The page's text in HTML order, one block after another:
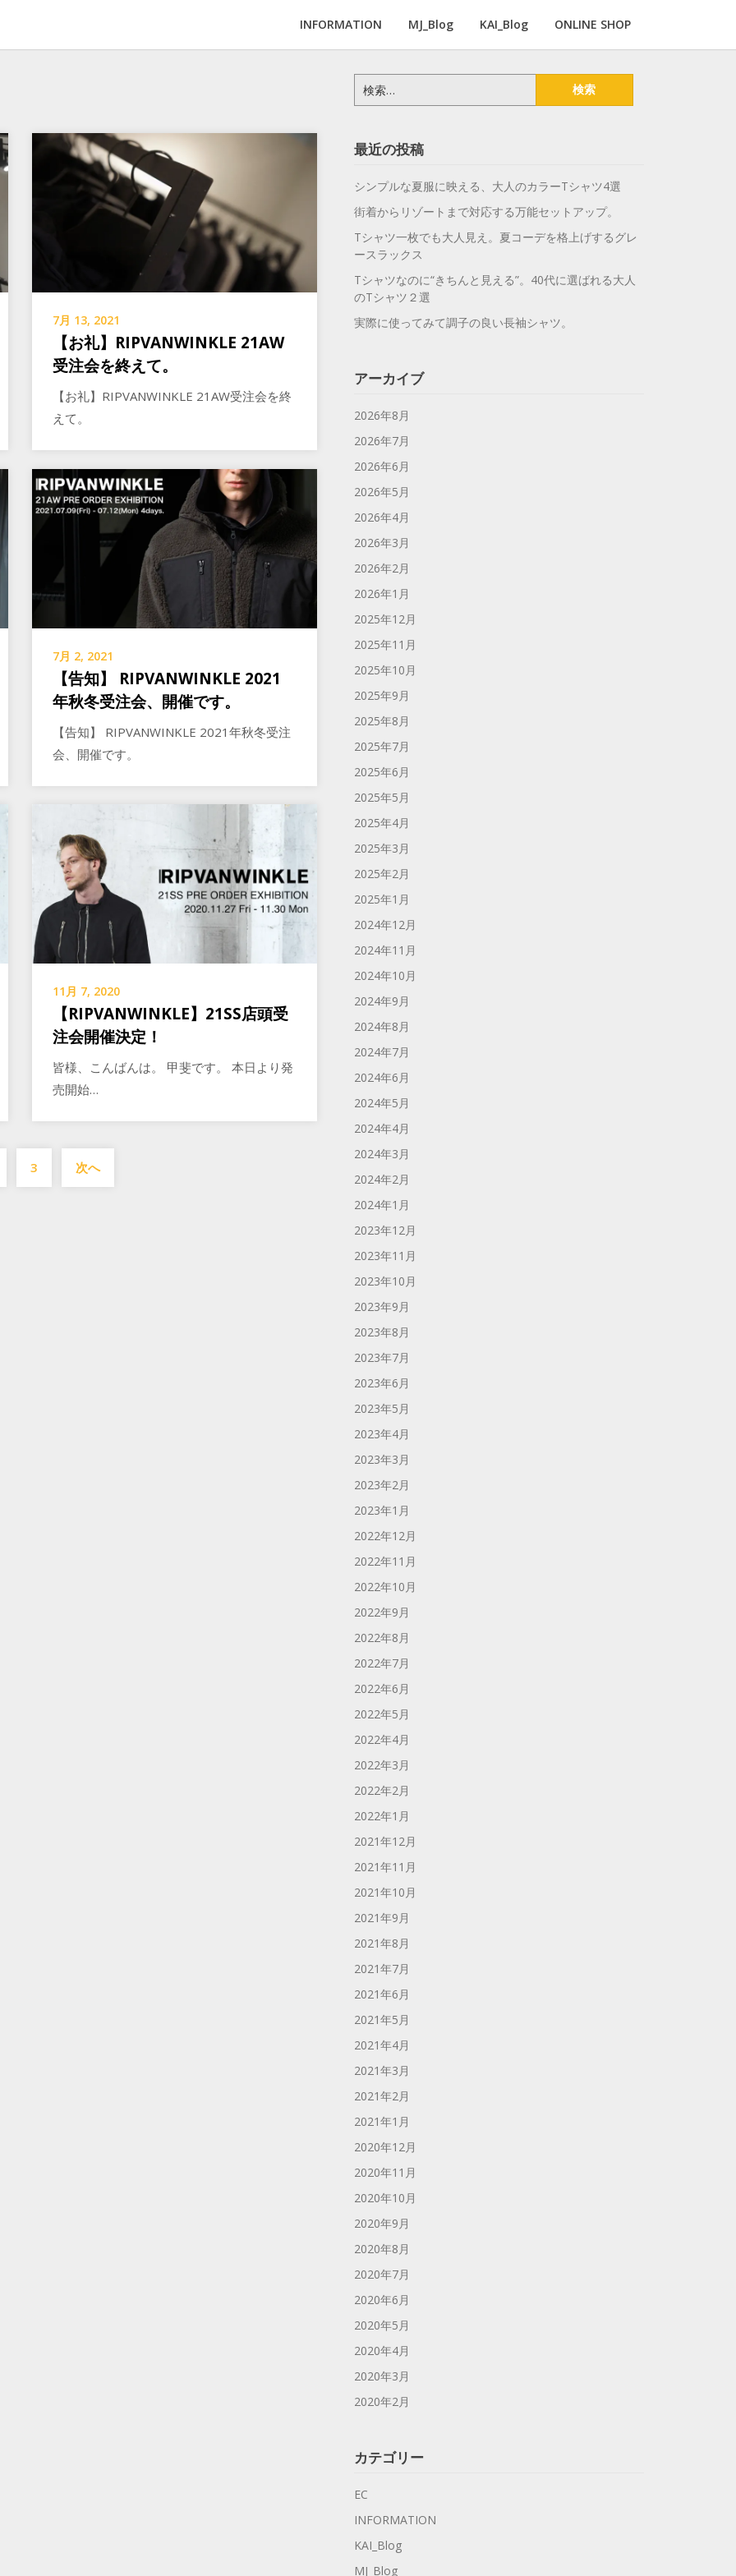
INFORMATION MJ_Blog KAI_Blog ONLINE SHOP
7月 13, 2021
【お礼】RIPVANWINKLE 21AW
受注会を終えて。
【お礼】RIPVANWINKLE 21AW受注会を終
えて。
7月 2, 2021
【告知】 RIPVANWINKLE 2021
年秋冬受注会、開催です。
【告知】 RIPVANWINKLE 2021年秋冬受注
会、開催です。
11月 7, 2020
【RIPVANWINKLE】21SS店頭受
注会開催決定！
皆様、こんばんは。 甲斐です。 本日より発
売開始…
投
稿
3 次へ
索:
最近の投稿
シンプルな夏服に映える、大人のカラーTシャツ4選
街着からリゾートまで対応する万能セットアップ。
Tシャツ一枚でも大人見え。夏コーデを格上げするグレ
ースラックス
Tシャツなのに“きちんと見える”。40代に選ばれる大人
のTシャツ２選
実際に使ってみて調子の良い長袖シャツ。
アーカイブ
2026年8月
2026年7月
2026年6月
2026年5月
2026年4月
2026年3月
2026年2月
2026年1月
2025年12月
2025年11月
2025年10月
2025年9月
2025年8月
2025年7月
2025年6月
2025年5月
2025年4月
2025年3月
2025年2月
2025年1月
2024年12月
2024年11月
2024年10月
2024年9月
2024年8月
2024年7月
2024年6月
2024年5月
2024年4月
2024年3月
2024年2月
2024年1月
2023年12月
2023年11月
2023年10月
2023年9月
2023年8月
2023年7月
2023年6月
2023年5月
2023年4月
2023年3月
2023年2月
2023年1月
2022年12月
2022年11月
2022年10月
2022年9月
2022年8月
2022年7月
2022年6月
2022年5月
2022年4月
2022年3月
2022年2月
2022年1月
2021年12月
2021年11月
2021年10月
2021年9月
2021年8月
2021年7月
2021年6月
2021年5月
2021年4月
2021年3月
2021年2月
2021年1月
2020年12月
2020年11月
2020年10月
2020年9月
2020年8月
2020年7月
2020年6月
2020年5月
2020年4月
2020年3月
2020年2月
カテゴリー
EC
INFORMATION
KAI_Blog
MJ_Blog